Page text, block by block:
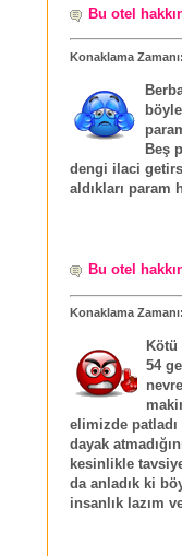
Bu otel
Konaklama
Beş
dengi ilaci
aldıkları param
Bu otel
Konaklama
Kötü
54
elimizde
dayak
kesinlikle
da anladık ki
insanlık lazım